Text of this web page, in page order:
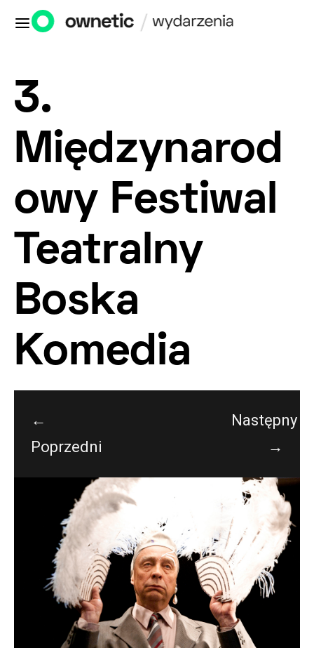
3.
Międzynarod
owy Festiwal
Teatralny
Boska
Komedia
←
Poprzedni
Następny
→